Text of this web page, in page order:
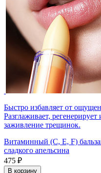
Быстро избавляет от
Разглаживает,
заживление трещинок.
Витаминный (С, Е, F)
сладкого апельсина
475 ₽
В корзину